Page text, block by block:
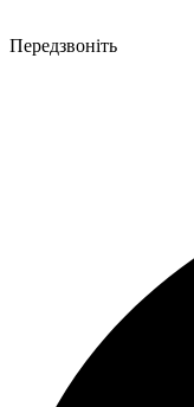
Передзвоніть